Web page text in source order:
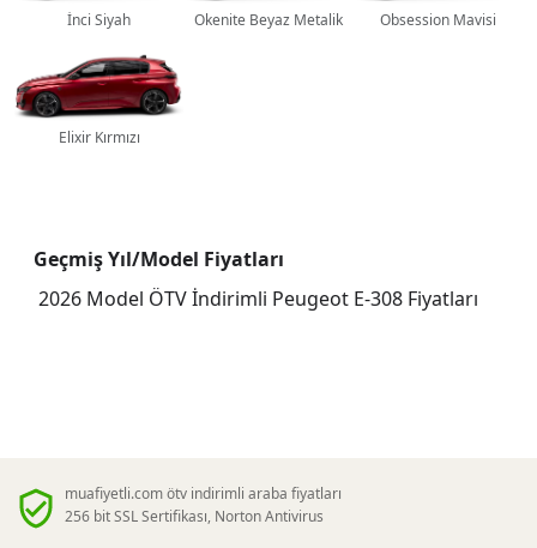
İnci Siyah Okenite Beyaz Metalik Obsession Mavisi
Elixir Kırmızı
Geçmiş Yıl/Model Fiyatları
2026 Model ÖTV İndirimli Peugeot E-308 Fiyatları
muafiyetli.com ötv indirimli araba fiyatları
256 bit SSL Sertifikası, Norton Antivirus